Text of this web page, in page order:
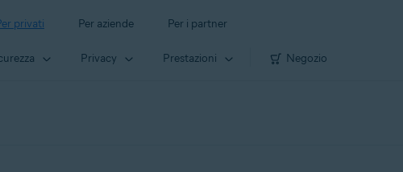
privati Per aziende Per i partner
Privacy Prestazioni Negozio